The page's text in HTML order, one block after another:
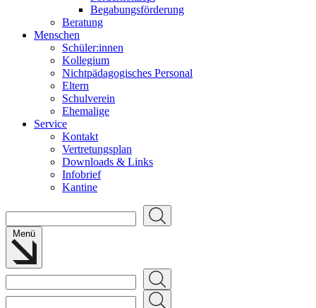
Begabungsförderung
Beratung
Menschen
Schüler:innen
Kollegium
Nichtpädagogisches Personal
Eltern
Schulverein
Ehemalige
Service
Kontakt
Vertretungsplan
Downloads & Links
Infobrief
Kantine
Suchen
Suchen
Suchen